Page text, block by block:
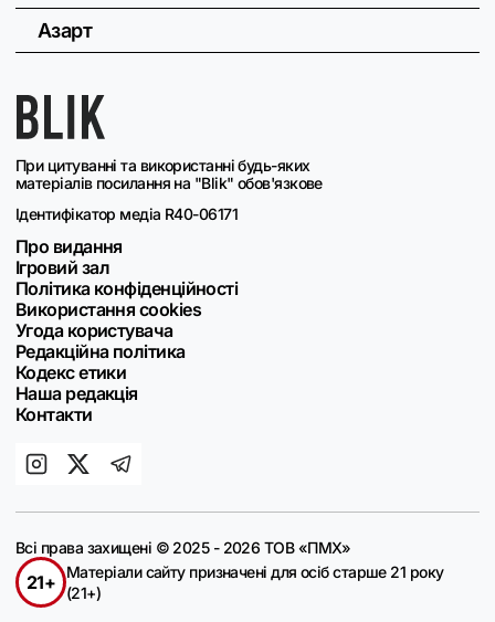
При цитуванні та використанні будь-яких
матеріалів посилання на "Blik" обов'язкове
Ідентифікатор медіа R40-06171
Про видання
Ігровий зал
Політика конфіденційності
Використання cookies
Угода користувача
Редакційна політика
Кодекс етики
Наша редакція
Контакти
Азарт
Всі права захищені © 2025 - 2026 ТОВ «ПМХ»
21+
Матеріали сайту призначені для осіб старше 21 року
(21+)